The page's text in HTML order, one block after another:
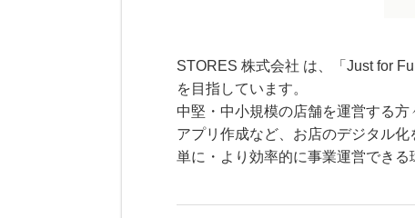
STORES 株式会社 は、「Just for
を目指しています。
中堅・中小規模の店舗を運営する
アプリ作成など、お店のデジタル
単に・より効率的に事業運営できる